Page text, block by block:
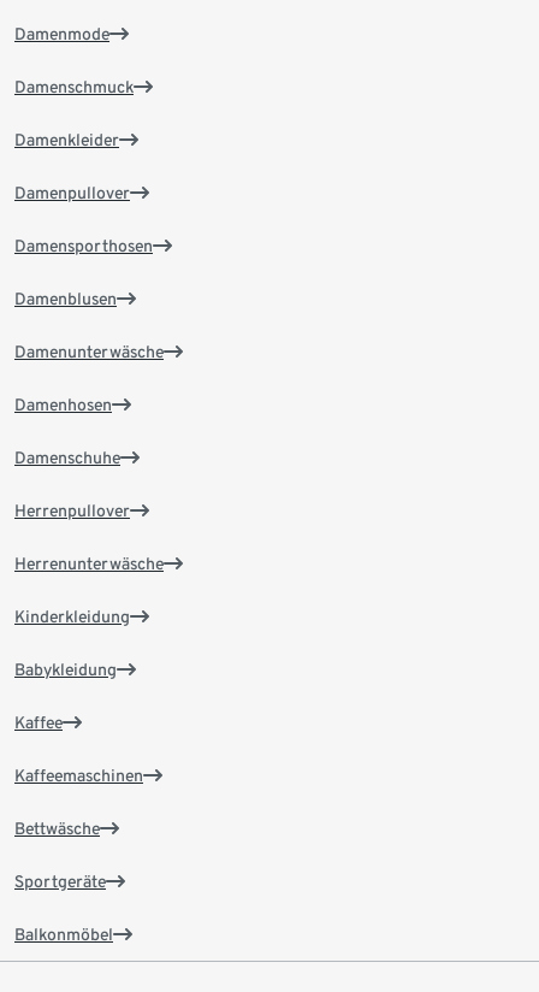
Damenmode
Damenschmuck
Damenkleider
Damenpullover
Damensporthosen
Damenblusen
Damenunterwäsche
Damenhosen
Damenschuhe
Herrenpullover
Herrenunterwäsche
Kinderkleidung
Babykleidung
Kaffee
Kaffeemaschinen
Bettwäsche
Sportgeräte
Balkonmöbel